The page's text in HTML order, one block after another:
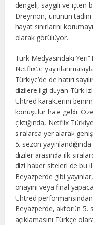
dengeli, saygılı ve içten
Dreymon, ününün
hayat sınırlarını
olarak görülüyor.
Türk Medyasındaki
Netflix’te
Türkiye’de de hatırı
dizilere ilgi duyan Türk
Uhtred karakterini
konuşulur hale geldi.
çıktığında, Netflix
sıralarda yer alarak
5. sezon
diziler arasında ilk
dizi haber siteleri de bu
Beyazperde gibi
onayını veya final
Uhtred
Beyazperde, aktörün 5.
açıklamasını Türkçe